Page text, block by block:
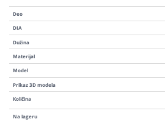
Deo
DIA
Dužina
Materijal
Model
Prikaz 3D modela
Količina
Na lageru